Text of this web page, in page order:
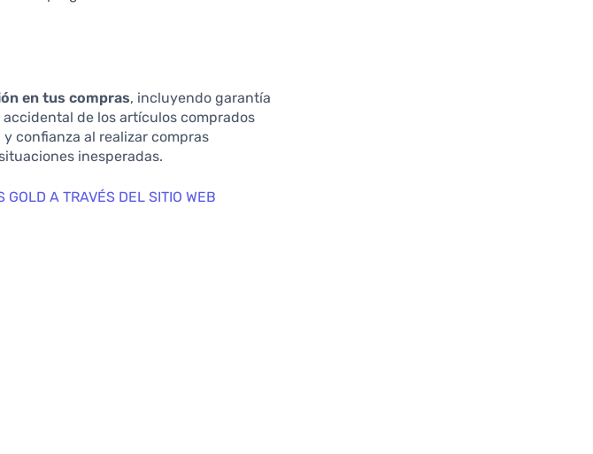
en tus compras, incluyendo garantía
de los artículos comprados
confianza al realizar compras
inesperadas.
A TRAVÉS DEL SITIO WEB